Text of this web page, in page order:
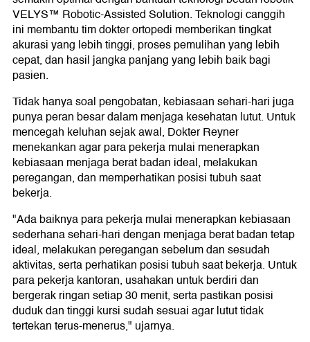
VELYS™ Robotic-Assisted Solution. Teknologi canggih
ini membantu tim dokter ortopedi memberikan tingkat
akurasi yang lebih tinggi, proses pemulihan yang lebih
cepat, dan hasil jangka panjang yang lebih baik bagi
pasien.
Tidak hanya soal pengobatan, kebiasaan sehari-hari juga
punya peran besar dalam menjaga kesehatan lutut. Untuk
mencegah keluhan sejak awal, Dokter Reyner
menekankan agar para pekerja mulai menerapkan
kebiasaan menjaga berat badan ideal, melakukan
peregangan, dan memperhatikan posisi tubuh saat
bekerja.
"Ada baiknya para pekerja mulai menerapkan kebiasaan
sederhana sehari-hari dengan menjaga berat badan tetap
ideal, melakukan peregangan sebelum dan sesudah
aktivitas, serta perhatikan posisi tubuh saat bekerja. Untuk
para pekerja kantoran, usahakan untuk berdiri dan
bergerak ringan setiap 30 menit, serta pastikan posisi
duduk dan tinggi kursi sudah sesuai agar lutut tidak
tertekan terus-menerus," ujarnya.